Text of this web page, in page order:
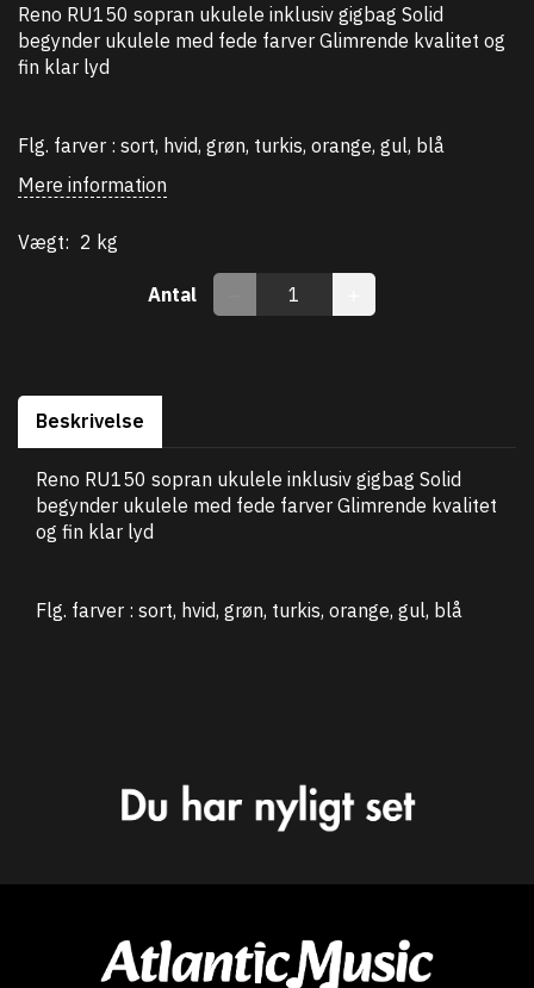
Reno RU150 sopran ukulele inklusiv gigbag Solid
begynder ukulele med fede farver Glimrende kvalitet og
fin klar lyd
Flg. farver : sort, hvid, grøn, turkis, orange, gul, blå
Mere information
Vægt: 2 kg
Antal
Beskrivelse
Reno RU150 sopran ukulele inklusiv gigbag Solid
begynder ukulele med fede farver Glimrende kvalitet
og fin klar lyd
Flg. farver : sort, hvid, grøn, turkis, orange, gul, blå